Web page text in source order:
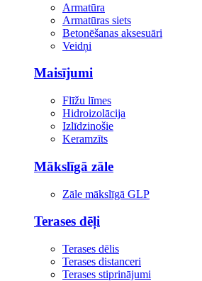
Armatūra
Armatūras siets
Betonēšanas aksesuāri
Veidņi
Maisījumi
Flīžu līmes
Hidroizolācija
Izlīdzinošie
Keramzīts
Mākslīgā zāle
Zāle mākslīgā GLP
Terases dēļi
Terases dēlis
Terases distanceri
Terases stiprinājumi